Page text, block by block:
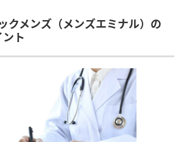
クメンズ（メンズエミナル）の
ト